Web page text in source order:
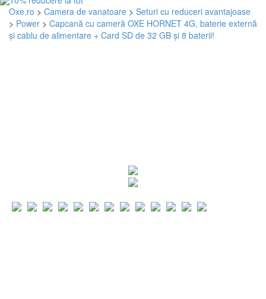
Oxe.ro > Camera de vanatoare > Seturi cu reduceri avantajoase
> Power > Capcană cu cameră OXE HORNET 4G, baterie externă
și cablu de alimentare + Card SD de 32 GB și 8 baterii!